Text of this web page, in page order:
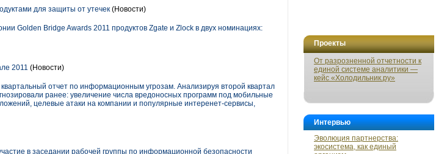
Проекты
От разрозненной отчетности к
единой системе аналитики —
кейс «Холодильник.ру»
Интервью
Эволюция партнерства:
экосистема, как единый
для защиты от утечек (Новости)
Golden Bridge Awards 2011 продуктов Zgate и Zlock в двух номинациях:
2011 (Новости)
отчет по информационным угрозам. Анализируя второй квартал
ранее: увеличение числа вредоносных программ под мобильные
целевые атаки на компании и популярные интеренет-сервисы,
в заседании рабочей группы по информационной безопасности